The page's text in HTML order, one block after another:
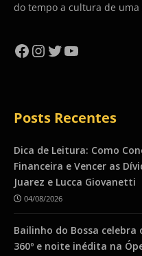
do tempo a cultura de uma
Facebook
Instagram
Twitter
YouTube
Posts Recentes
Dica de Leitura: Como
Financeira e Vencer as
Juarez e Lucca Giovanetti
04/08/2026
Bailinho do Bossa celebra
360º e noite inédita na